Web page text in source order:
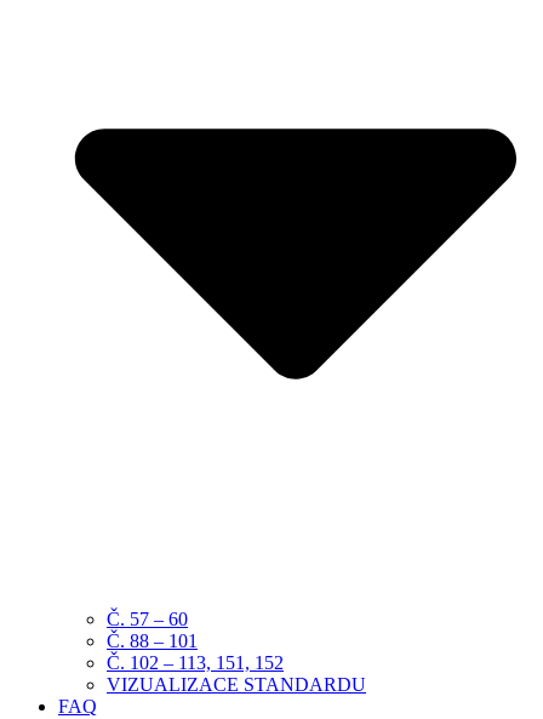
Č. 57 – 60
Č. 88 – 101
Č. 102 – 113, 151, 152
VIZUALIZACE STANDARDU
FAQ